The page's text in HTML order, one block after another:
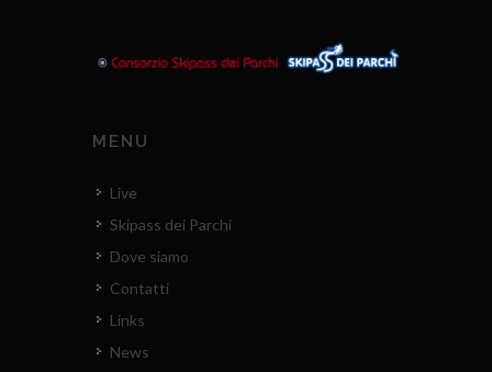
MENU
Live
Skipass dei Parchi
Dove siamo
Contatti
Links
News